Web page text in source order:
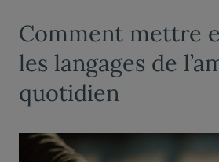
Comment mettre
les langages de
quotidien